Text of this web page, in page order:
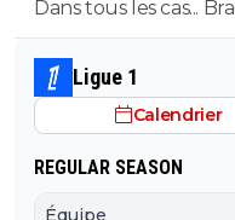
Dans tous les cas...
qui est vraiment
le PSG a traiter
PSG.
Ligue 1
Calendrier
REGULAR SEASON
Équipe